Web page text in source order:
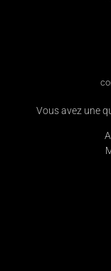
Vous avez une